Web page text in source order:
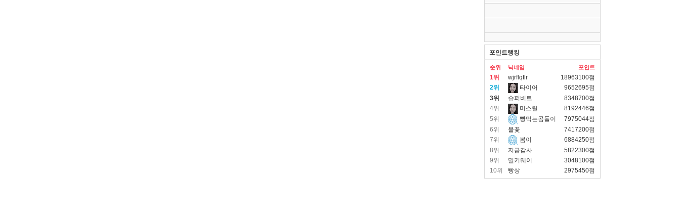
포인트랭킹
순위 닉네임 포인트
1위 wjrflqtlr
18963100점
2위
타이어
9652695점
3위
슈퍼비트
8348700점
4위
미스릴
8192446점
5위
빵먹는곰돌이
7975044점
6위
불꽃
7417200점
7위
봄이
6884250점
8위
지금감사
5822300점
9위
밀키웨이
3048100점
10위
빵상 2975450점